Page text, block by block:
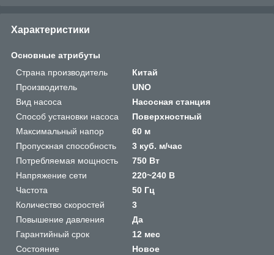
Характеристики
Основные атрибуты
Страна производитель
Китай
Производитель
UNO
Вид насоса
Насосная станция
Способ установки насоса
Поверхностный
Максимальный напор
60 м
Пропускная способность
3 куб. м/час
Потребляемая мощность
750 Вт
Напряжение сети
220~240 В
Частота
50 Гц
Количество скоростей
3
Повышение давления
Да
Гарантийный срок
12 мес
Состояние
Новое